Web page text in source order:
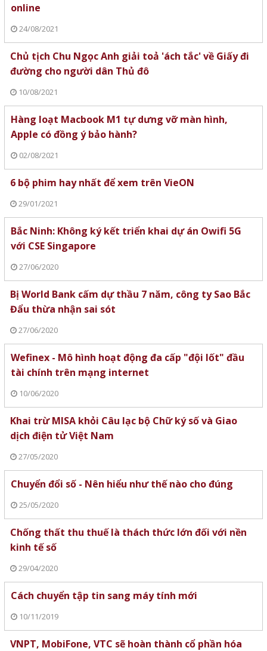
online
24/08/2021
Chủ tịch Chu Ngọc Anh giải toả 'ách tắc' về Giấy đi
đường cho người dân Thủ đô
10/08/2021
Hàng loạt Macbook M1 tự dưng vỡ màn hình,
Apple có đồng ý bảo hành?
02/08/2021
6 bộ phim hay nhất để xem trên VieON
29/01/2021
Bắc Ninh: Không ký kết triển khai dự án Owifi 5G
với CSE Singapore
27/06/2020
Bị World Bank cấm dự thầu 7 năm, công ty Sao Bắc
Đẩu thừa nhận sai sót
27/06/2020
Wefinex - Mô hình hoạt động đa cấp "đội lốt" đầu
tài chính trên mạng internet
10/06/2020
Khai trừ MISA khỏi Câu lạc bộ Chữ ký số và Giao
dịch điện tử Việt Nam
27/05/2020
Chuyển đổi số - Nên hiểu như thế nào cho đúng
25/05/2020
Chống thất thu thuế là thách thức lớn đối với nền
kinh tế số
29/04/2020
Cách chuyển tập tin sang máy tính mới
10/11/2019
VNPT, MobiFone, VTC sẽ hoàn thành cổ phần hóa